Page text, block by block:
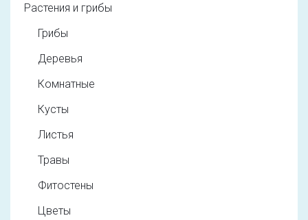
Растения и грибы
Грибы
Деревья
Комнатные
Кусты
Листья
Травы
Фитостены
Цветы